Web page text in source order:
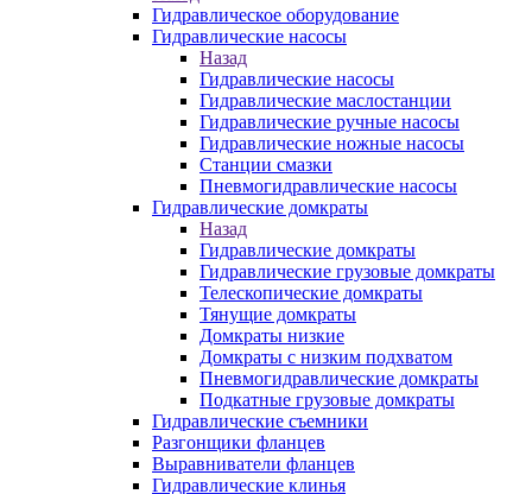
Гидравлическое оборудование
Гидравлические насосы
Назад
Гидравлические насосы
Гидравлические маслостанции
Гидравлические ручные насосы
Гидравлические ножные насосы
Станции смазки
Пневмогидравлические насосы
Гидравлические домкраты
Назад
Гидравлические домкраты
Гидравлические грузовые домкраты
Телескопические домкраты
Тянущие домкраты
Домкраты низкие
Домкраты с низким подхватом
Пневмогидравлические домкраты
Подкатные грузовые домкраты
Гидравлические съемники
Разгонщики фланцев
Выравниватели фланцев
Гидравлические клинья